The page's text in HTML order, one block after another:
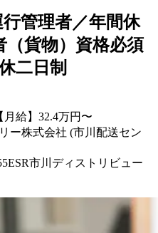
管理者／年間休
（貨物）資格必須
二日制
月給】32.4万円〜
ー株式会社 (市川配送セン
市川ディストリビュー